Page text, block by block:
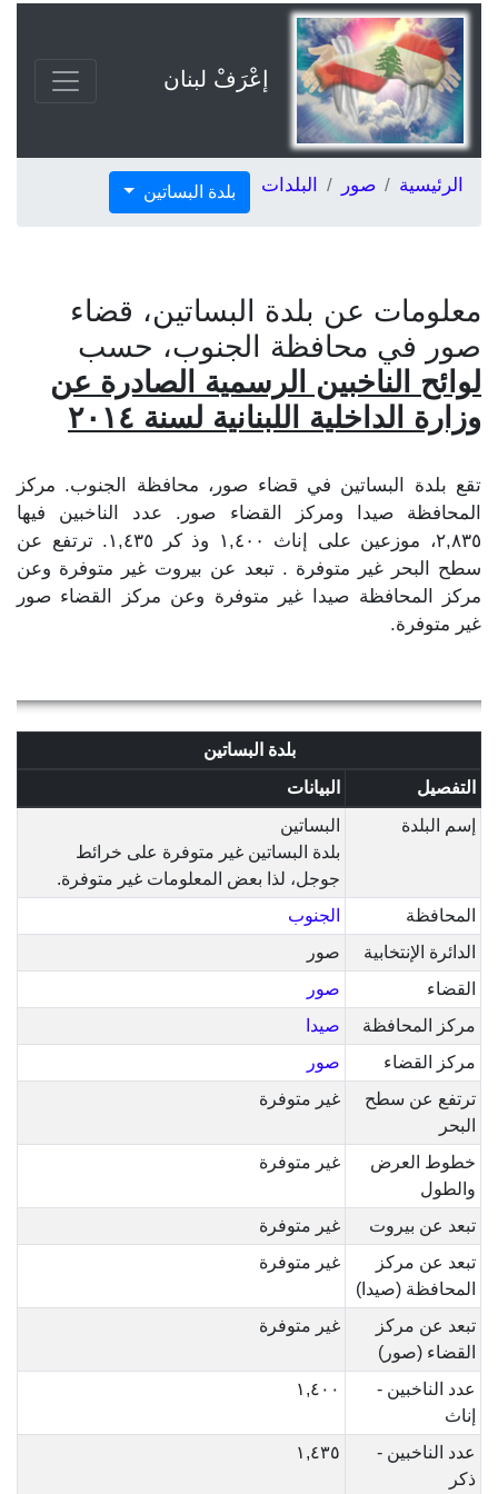
إعْرَفْ لبنان
الرئيسية صور البلدات بلدة البساتين
معلومات عن بلدة البساتين، قضاء
صور في محافظة الجنوب، حسب
لوائح الناخبين الرسمية الصادرة عن
وزارة الداخلية اللبنانية لسنة ٢٠١٤
تقع بلدة البساتين في قضاء صور، محافظة الجنوب. مركز
المحافظة صيدا ومركز القضاء صور. عدد الناخبين فيها
٢,٨٣٥، موزعين على إناث ١,٤٠٠ وذ كر ١,٤٣٥. ترتفع عن
سطح البحر غير متوفرة . تبعد عن بيروت غير متوفرة وعن
مركز المحافظة صيدا غير متوفرة وعن مركز القضاء صور
غير متوفرة.
بلدة البساتين
التفصيل
البيانات
إسم البلدة
البساتين
بلدة البساتين غير متوفرة على خرائط
جوجل، لذا بعض المعلومات غير متوفرة.
المحافظة
الجنوب
الدائرة الإنتخابية
صور
القضاء
صور
مركز المحافظة
صيدا
مركز القضاء
صور
ترتفع عن سطح
البحر
غير متوفرة
خطوط العرض
والطول
غير متوفرة
تبعد عن بيروت
غير متوفرة
تبعد عن مركز
المحافظة (صيدا)
غير متوفرة
تبعد عن مركز
القضاء (صور)
غير متوفرة
عدد الناخبين -
إناث
١,٤٠٠
عدد الناخبين -
ذكر
١,٤٣٥